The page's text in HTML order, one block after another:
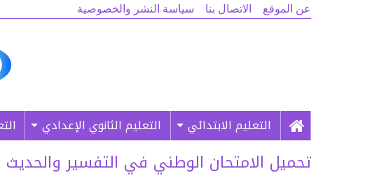
عن الموقع الاتصال بنا سياسة النشر والخصوصية
التعليم الابتدائي التعليم الثانوي الإعدادي
تحميل الامتحان الوطني في التفسير والحديث